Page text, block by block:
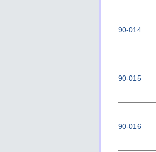
90-014
90-015
90-016